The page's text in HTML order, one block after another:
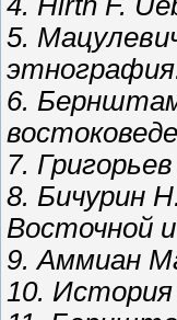
5.
6.
7.
8. Бичурин
Восточной
9. Аммиан
10.